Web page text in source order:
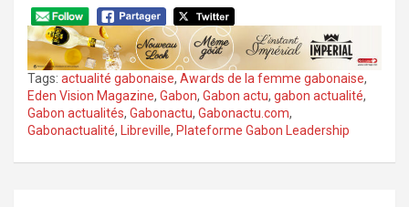
Tags: actualité gabonaise, Awards de la femme gabonaise,
Eden Vision Magazine, Gabon, Gabon actu, gabon actualité,
Gabon actualités, Gabonactu, Gabonactu.com,
Gabonactualité, Libreville, Plateforme Gabon Leadership